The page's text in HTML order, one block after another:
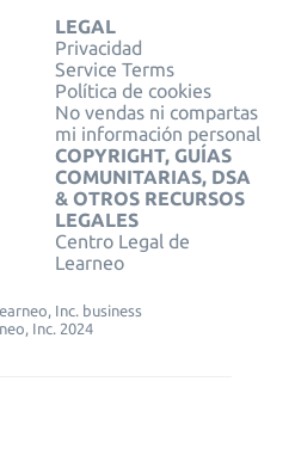
LEGAL
Privacidad
Service Terms
Política de cookies
No vendas ni compartas
mi información personal
COPYRIGHT, GUÍAS
COMUNITARIAS, DSA
& OTROS RECURSOS
LEGALES
Centro Legal de
Learneo
Inc. business
Inc. 2024